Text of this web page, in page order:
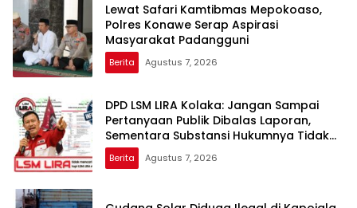
Lewat Safari Kamtibmas Mepokoaso,
Polres Konawe Serap Aspirasi
Masyarakat Padangguni
Berita Agustus 7, 2026
DPD LSM LIRA Kolaka: Jangan Sampai
Pertanyaan Publik Dibalas Laporan,
Sementara Substansi Hukumnya Tidak
Pernah Dijelaskan Secara Terbuka
Berita Agustus 7, 2026